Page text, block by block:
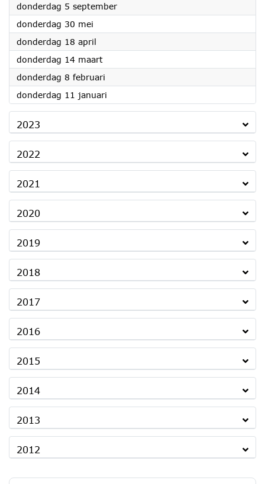
donderdag 5 september2024
donderdag 30 mei
donderdag 18 april
donderdag 14 maart2024
donderdag 8 februari
donderdag 11 januari
2023
2022
2021
2020
2019
2018
2017
2016
2015
2014
2013
2012